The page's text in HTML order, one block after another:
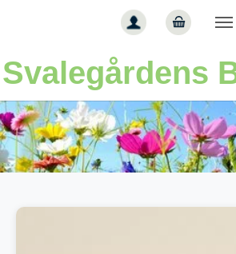
Svalegårdens